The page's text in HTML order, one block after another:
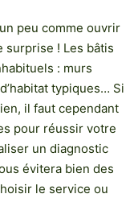
peu comme ouvrir
surprise ! Les bâtis
: murs
typiques… Si
il faut cependant
pour réussir votre
un diagnostic
évitera bien des
le service ou